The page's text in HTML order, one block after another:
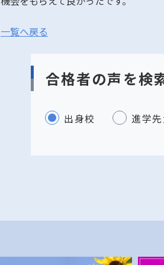
一覧へ戻る
合格者の声を検
出身校 進学